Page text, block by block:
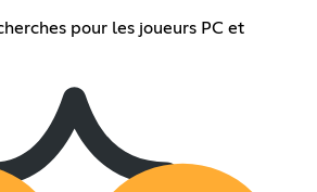
pour les joueurs PC et